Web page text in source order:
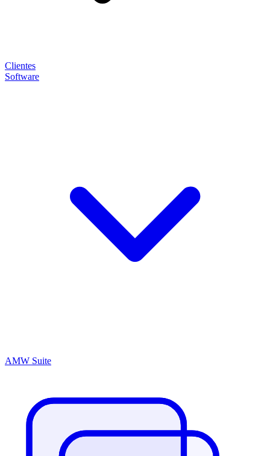
Clientes
Software
AMW Suite